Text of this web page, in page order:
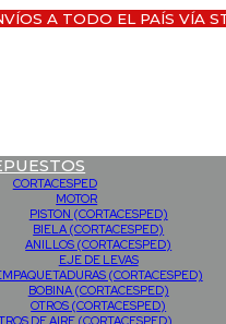
A TODO EL PAÍS VÍA
CORTACESPED
MOTOR
PISTON (CORTACESPED)
BIELA (CORTACESPED)
ANILLOS (CORTACESPED)
EJE DE LEVAS
(CORTACESPED)
BOBINA (CORTACESPED)
OTROS (CORTACESPED)
DE AIRE (CORTACESPED)